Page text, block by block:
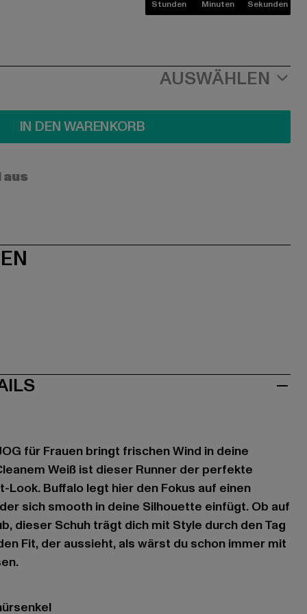
Stunden Minuten Sekunden
AUSWÄHLEN
IN DEN WARENKORB
für Frauen bringt frischen Wind in deine
Weiß ist dieser Runner der perfekte
Buffalo legt hier den Fokus auf einen
sich smooth in deine Silhouette einfügt. Ob auf
dieser Schuh trägt dich mit Style durch den Tag
Fit, der aussieht, als wärst du schon immer mit